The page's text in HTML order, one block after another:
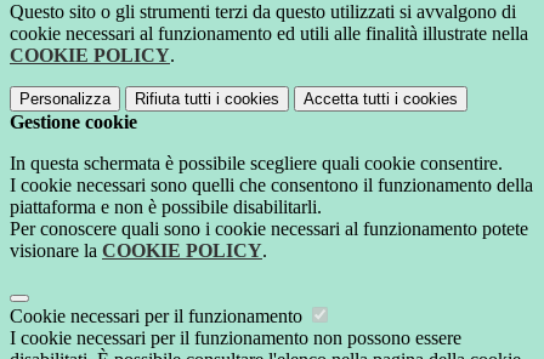
Questo sito o gli strumenti terzi da questo utilizzati si avvalgono di
cookie necessari al funzionamento ed utili alle finalità illustrate nella
COOKIE POLICY.
Personalizza Rifiuta tutti i cookies Accetta tutti i cookies
Gestione cookie
In questa schermata è possibile scegliere quali cookie consentire.
I cookie necessari sono quelli che consentono il funzionamento della
piattaforma e non è possibile disabilitarli.
Per conoscere quali sono i cookie necessari al funzionamento potete
visionare la COOKIE POLICY.
Cookie necessari per il funzionamento
I cookie necessari per il funzionamento non possono essere